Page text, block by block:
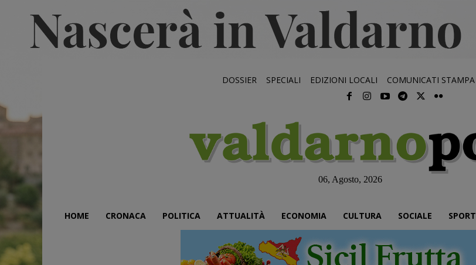
DOSSIER SPECIALI EDIZIONI LOCALI COMUNICATI STAMPA
06, Agosto, 2026
HOME CRONACA POLITICA ATTUALITÀ ECONOMIA CULTURA SOCIALE SPORT